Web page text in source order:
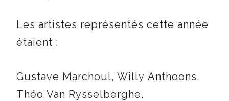
Les artistes représentés cette année
étaient :
Gustave Marchoul, Willy Anthoons,
Théo Van Rysselberghe,